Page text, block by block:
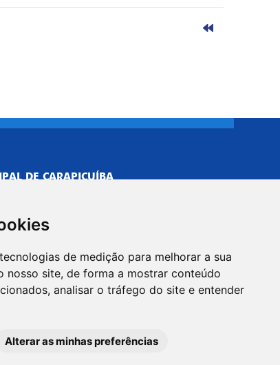
de medição para melhorar a sua
nosso site, de forma a mostrar conteúdo
analisar o tráfego do site e entender
Alterar as minhas preferências
DE CARAPICUÍBA
- Vila Caldas, Carapicuíba/SP
205 - Vila Caldas, Carapicuíba/SP